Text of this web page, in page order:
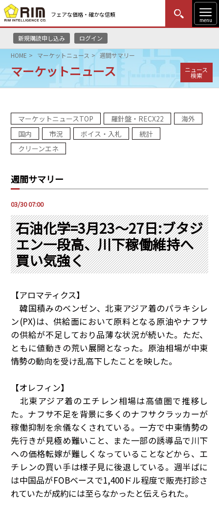
フェアな価格・確かな信頼
menu
新規購読申し込み ログイン
MENU
はじめての方
HOME
リムレポート
メソドロジー
コンサルティング
PRA原則
Q & A
会社概要
お問い合わせ
年間休刊日
サイトマップ
採用情報
English Website
瑞姆亜太能源諮問(北京)
Rim Energy Media(韓国語)
HOME マーケットニュース 週間サマリー
マーケットニュース ニュース
検索
マーケットニュースTOP 羅針盤・RECX22
海外
国内
市況 ボイス・入札
統計
クリーンエネ
週間サマリー
03/30 07:00
石油化学=3月23～27日:ブタジ
エン一段高、川下稼働維持へ
買い気強く
【アロマティクス】
韓国積みのベンゼン、北東アジア着のパラキシレ
ン(PX)は、供給面において原料となる原油やナフサ
の供給が不足しており品薄な状況が続いた。ただ、
ともに値動きの荒い展開となった。原油相場が中東
情勢の動向を受け乱高下したことを映した。
【オレフィン】
北東アジア着のエチレン相場は高値圏で推移し
た。ナフサ不足を背景に多くのナフサクラッカーが
稼働抑制を余儀なくされている。一方で中東情勢の
先行きが見極め難いこと、また一部の誘導品で川下
への価格転嫁が難しくなっていることなどから、エ
チレンの買い手は様子見に後退している。週半ばに
は中国品がFOBベースで1,400ドル程度で販売打診さ
れていたが成約には至らなかったと伝えられた。